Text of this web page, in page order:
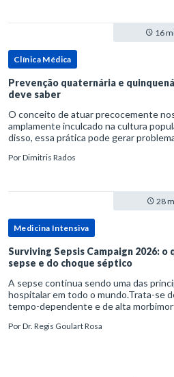
16
Clínica Médica
Prevenção quaternária e
deve saber
O conceito de atuar precocemente
amplamente inculcado na cultura
disso, essa prática pode gerar
PorDimitris Rados
28
Medicina Intensiva
Surviving Sepsis Campaign 2026: o
sepse e do choque séptico
A sepse continua sendo uma das
hospitalar em todo o mundo.Trata-se
tempo-dependente e de alta
para o desfe
PorDr. Regis Goulart Rosa